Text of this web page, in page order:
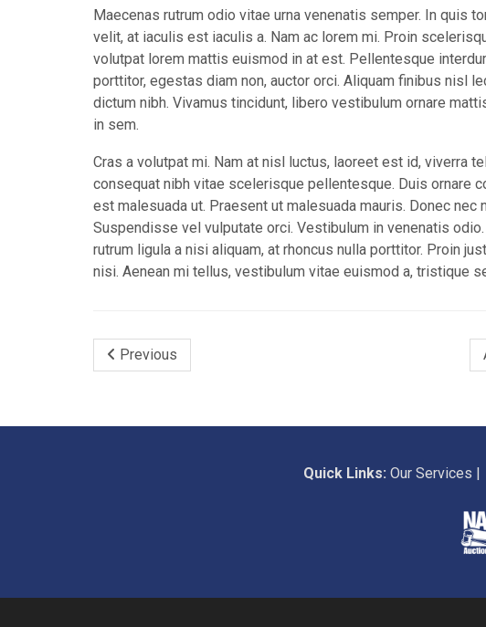
Maecenas rutrum odio vitae urna venenatis semper. In quis
velit, at iaculis est iaculis a. Nam ac lorem mi. Proin
volutpat lorem mattis euismod in at est. Pellentesque
porttitor, egestas diam non, auctor orci. Aliquam finibus nisl
dictum nibh. Vivamus tincidunt, libero vestibulum ornare
in sem.
Cras a volutpat mi. Nam at nisl luctus, laoreet est id, viverra
consequat nibh vitae scelerisque pellentesque. Duis ornare
est malesuada ut. Praesent ut malesuada mauris. Donec
Suspendisse vel vulputate orci. Vestibulum in venenatis
rutrum ligula a nisi aliquam, at rhoncus nulla porttitor. Proin
nisi. Aenean mi tellus, vestibulum vitae euismod a, tristique
Previous
Quick Links: Our Services |